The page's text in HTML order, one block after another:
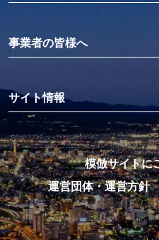
事業者の皆様へ
サイト情報
模倣サイトに
運営団体・運営方針